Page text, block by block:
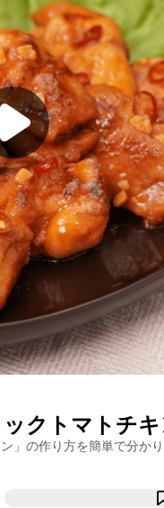
クトマトチキ
」の作り方を簡単で分か